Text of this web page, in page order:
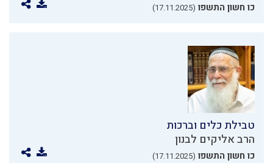
כו חשון התשפו (17.11.2025)
טבילת כלים וברכות
הרב אליקים לבנון
כו חשון התשפו (17.11.2025)